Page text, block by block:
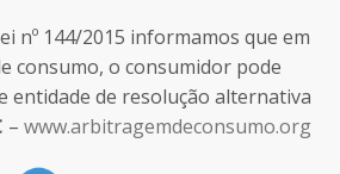
nº 144/2015 informamos que em
consumo, o consumidor pode
entidade de resolução alternativa
– www.arbitragemdeconsumo.org